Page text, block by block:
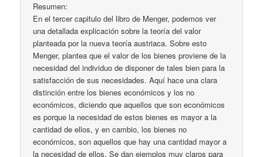
Resumen:
En el tercer capitulo del libro de Menger, podemos ver
una detallada explicación sobre la teoría del valor
planteada por la nueva teoría austriaca. Sobre esto
Menger, plantea que el valor de los bienes proviene de la
necesidad del individuo de disponer de tales bien para la
satisfacción de sus necesidades. Aquí hace una clara
distinción entre los bienes económicos y los no
económicos, diciendo que aquellos que son económicos
es porque la necesidad de estos bienes es mayor a la
cantidad de ellos, y en cambio, los bienes no
económicos, son aquellos que hay una cantidad mayor a
la necesidad de ellos. Se dan ejemplos muy claros para